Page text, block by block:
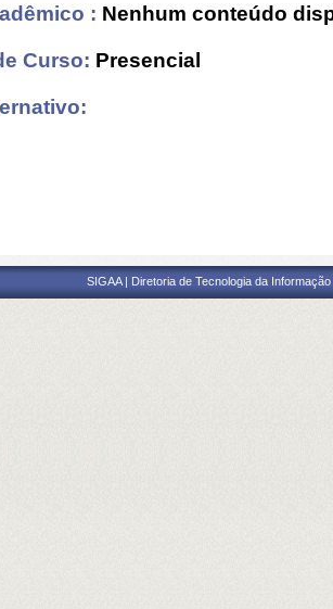
: Nenhum conteúdo
Curso: Presencial
SIGAA | Diretoria de Tecnologia da